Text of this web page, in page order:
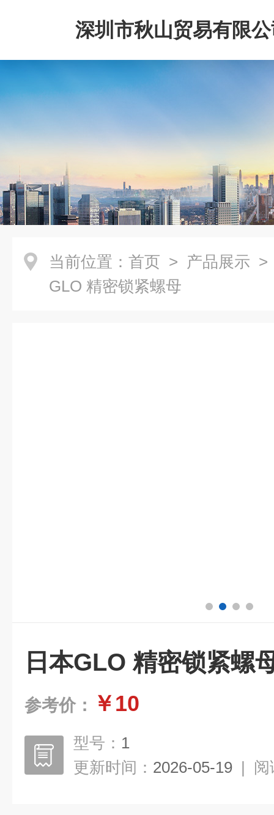
深圳市秋山贸易有限
当前位置： 首页 > 产品展示
GLO 精密锁紧螺母
日本GLO 精密锁紧螺
参考价： ￥10
型号： 1
更新时间： 2026-05-19 | 阅